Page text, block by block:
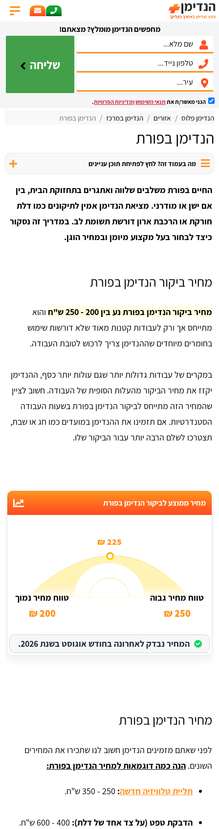
מחפשים הנדימן מומלץ? מצאתם!
שליחה
הנני מאשר/ת את תנאי השימושומדיניות הפרטיות.
הנדימן פלוס אזורים הנדימן במרכז הנדימן בפורת
הנדימן בפורת
מה בעמוד זה? לחץ לפתיחת תוכן עניינים
החיים בפורת משלבים שלווה ואתגרים בתחזוקת הבית, בין
אם ישן או מודרני. מציאת הנדימן אמין לתיקונים כמו דלת
חורקת או הרכבת ארון דורשת תשומת לב. במדריך זה נסקור
כיצד לבחור בעל מקצוע מיומן ובמחיר הוגן.
מחיר ביקור הנדימן בפורת
מחיר ביקור הנדימן בפורת נע בין 200 - 250 ש"ח
והוא
מתייחס אך ורק לעבודות קטנות מאוד שלא דורשות שימוש
בחומרים מיוחדים שההנדימן צריך לרכוש לטובת העבודה.
במקרים של עבודות גדולות יותר שגם עולות יותר כסף, ההנדימן
יקזז את מחיר הביקור מהעלות הסופית של העבודה. חשוב לציין
שהמחיר הזה מתייחס לביקור הנדימן בפורת בשעות העבודה
הסטנדרטיות. אם תזמינו את ההנדימן במועדים כמו חג או שבת,
תצטרכו לשלם הרבה יותר עבור הביקור שלו.
מחיר ממוצע לביקור הנדימן בפורת
225 ₪
טווח מחיר גבוה
250 ₪
טווח מחיר נמוך
200 ₪
המחיר נבדק לאחרונה בחודש אוגוסט בשנת 2026.
מחיר הנדימן בפורת
לפני שאתם מזמינים הנדימן חשוב לנו שתכירו את המחירים
השונים. הנה כמה דוגמאות למחיר הנדימן בפורת:
תליית טלוויזיה חדשה: 250 - 350 ש"ח.
הדבקת טפט (על צד אחד של דלת): 400 - 600 ש"ח.